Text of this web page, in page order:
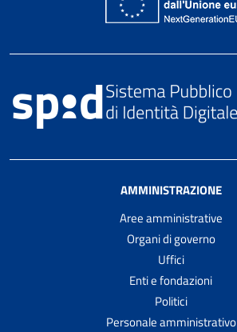
AMMINISTRAZIONE
Aree amministrative
Organi di governo
Uffici
Enti e fondazioni
Politici
Personale amministrativo